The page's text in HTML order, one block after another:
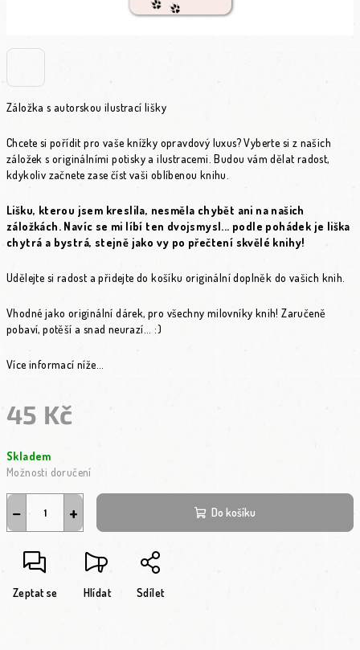
Záložka s autorskou ilustrací lišky
Chcete si pořídit pro vaše knížky opravdový luxus? Vyberte si z našich
záložek s originálními potisky a ilustracemi. Budou vám dělat radost,
kdykoliv začnete zase číst vaši oblíbenou knihu.
Lišku, kterou jsem kreslila, nesměla chybět ani na našich
záložkách. Navíc se mi líbí ten dvojsmysl... podle pohádek je liška
chytrá a bystrá, stejně jako vy po přečtení skvělé knihy!
Udělejte si radost a přidejte do košíku originální doplněk do vašich knih.
Vhodné jako originální dárek, pro všechny milovníky knih! Zaručeně
pobaví, potěší a snad neurazí... :)
Více informací níže...
45 Kč
Skladem
Možnosti doručení
+
− Do košíku
Zeptat se Hlídat Sdílet